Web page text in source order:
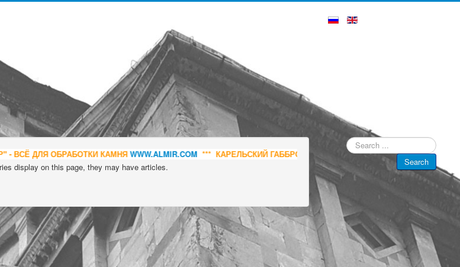
ДЛЯ ОБРАБОТКИ КАМНЯWWW.ALMIR.COM*** КАРЕЛЬСКИЙ ГАББРО-ДИАБАЗ - СЛЭБЫ И РАСПИЛ, РИТУАЛЬНАЯ
display on this page, they may have articles.
Search
...
Search